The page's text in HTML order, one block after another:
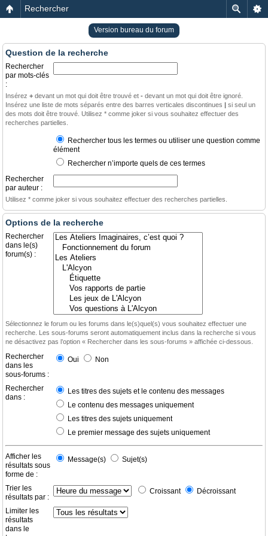
Rechercher
Version bureau du forum
Question de la recherche
Rechercher
par mots-clés
:
Insérez + devant un mot qui doit être trouvé et - devant un mot qui doit être ignoré.
Insérez une liste de mots séparés entre des barres verticales discontinues | si seul un
des mots doit être trouvé. Utilisez * comme joker si vous souhaitez effectuer des
recherches partielles.
Rechercher tous les termes ou utiliser une question comme
élément
Rechercher n’importe quels de ces termes
Rechercher
par auteur :
Utilisez * comme joker si vous souhaitez effectuer des recherches partielles.
Options de la recherche
Rechercher
dans le(s)
forum(s) :
Sélectionnez le forum ou les forums dans le(s)quel(s) vous souhaitez effectuer une
recherche. Les sous-forums seront automatiquement inclus dans la recherche si vous
ne désactivez pas l’option « Rechercher dans les sous-forums » affichée ci-dessous.
Rechercher
dans les
sous-forums :
Oui Non
Rechercher
dans :
Les titres des sujets et le contenu des messages
Le contenu des messages uniquement
Les titres des sujets uniquement
Le premier message des sujets uniquement
Afficher les
résultats sous
forme de :
Message(s) Sujet(s)
Trier les
résultats par :
Croissant Décroissant
Limiter les
résultats
dans le